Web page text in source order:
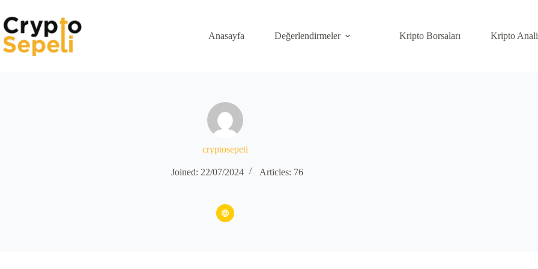
content
Anasayfa
Değerlendirmeler Kripto Borsaları Kripto
cryptosepeti
Joined: 22/07/2024 Articles: 76